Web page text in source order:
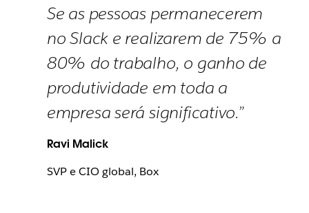
Se as pessoas permanecerem
no Slack e realizarem de 75% a
80% do trabalho, o ganho de
produtividade em toda a
empresa será significativo.”
Ravi Malick
SVP e CIO global, Box